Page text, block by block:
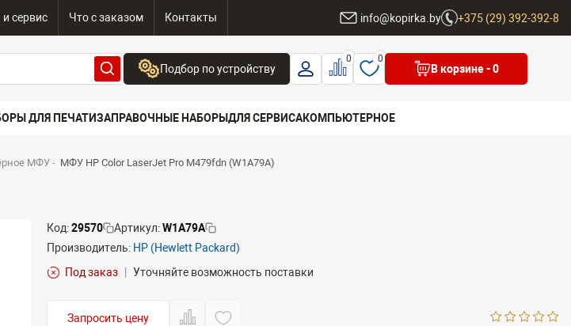
сервис Что с заказом Контакты info@kopirka.by +375 (29) 392-392-8
Подбор по устройству
Выберите бренд
Сначала выберите бренд
0 0
В корзине- 0
ДЛЯ ПЕЧАТИЗАПРАВОЧНЫЕ НАБОРЫДЛЯ СЕРВИСАКОМПЬЮТЕРНОЕ
МФУ- МФУ HP Color LaserJet Pro M479fdn (W1A79A)
Код:29570 Артикул:W1A79A
Производитель: HP (Hewlett Packard)
Под заказ
Уточняйте возможность поставки
Запросить цену